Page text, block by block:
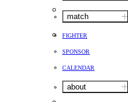
match
FIGHTER
SPONSOR
CALENDAR
about